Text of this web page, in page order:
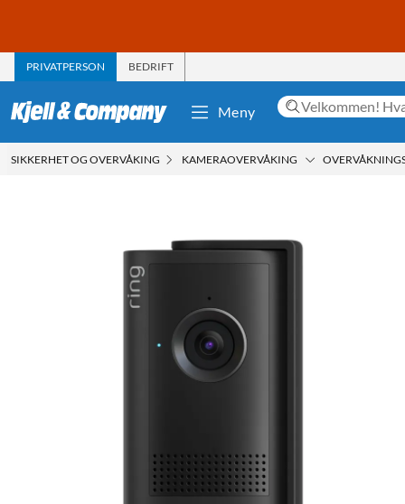
PRIVATPERSON BEDRIFT
Meny
SIKKERHET OG OVERVÅKING KAMERAOVERVÅKING